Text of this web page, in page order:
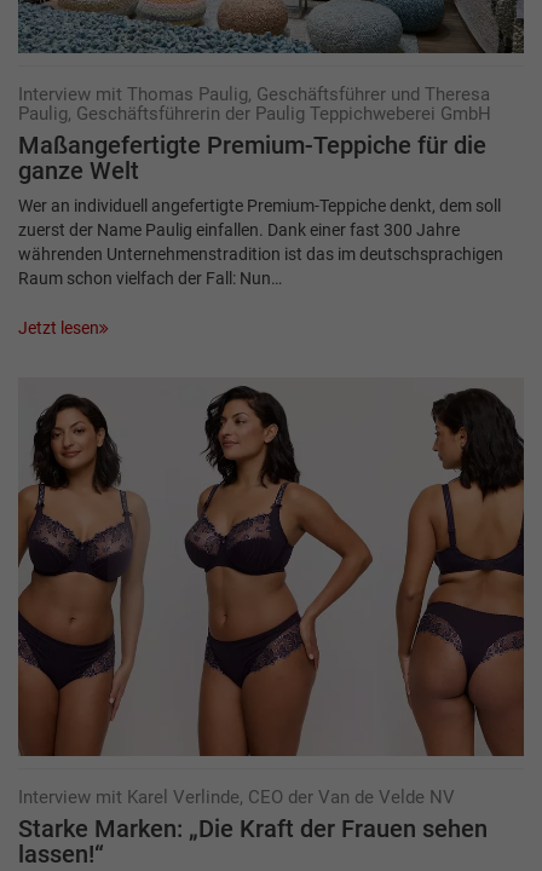
Interview mit Thomas Paulig, Geschäftsführer und Theresa
Paulig, Geschäftsführerin der Paulig Teppichweberei GmbH
Maßangefertigte Premium-Teppiche für die
ganze Welt
Wer an individuell angefertigte Premium-Teppiche denkt, dem soll
zuerst der Name Paulig einfallen. Dank einer fast 300 Jahre
währenden Unternehmenstradition ist das im deutschsprachigen
Raum schon vielfach der Fall: Nun…
Jetzt lesen
Interview mit Karel Verlinde, CEO der Van de Velde NV
Starke Marken: „Die Kraft der Frauen sehen
lassen!“